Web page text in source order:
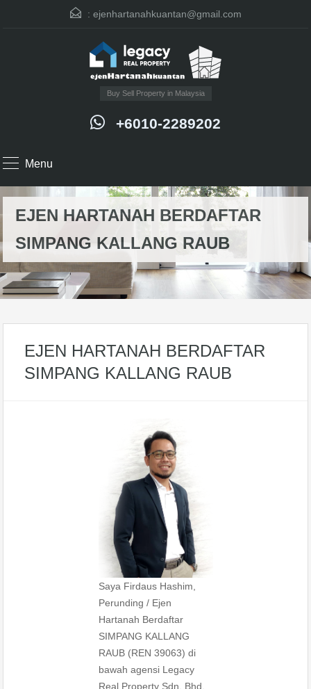
: ejenhartanahkuantan@gmail.com
Buy Sell Property in Malaysia
+6010-2289202
Menu
EJEN HARTANAH BERDAFTAR
SIMPANG KALLANG RAUB
EJEN HARTANAH BERDAFTAR
SIMPANG KALLANG RAUB
Saya Firdaus Hashim,
Perunding / Ejen
Hartanah Berdaftar
SIMPANG KALLANG
RAUB (REN 39063) di
bawah agensi Legacy
Real Property Sdn. Bhd.